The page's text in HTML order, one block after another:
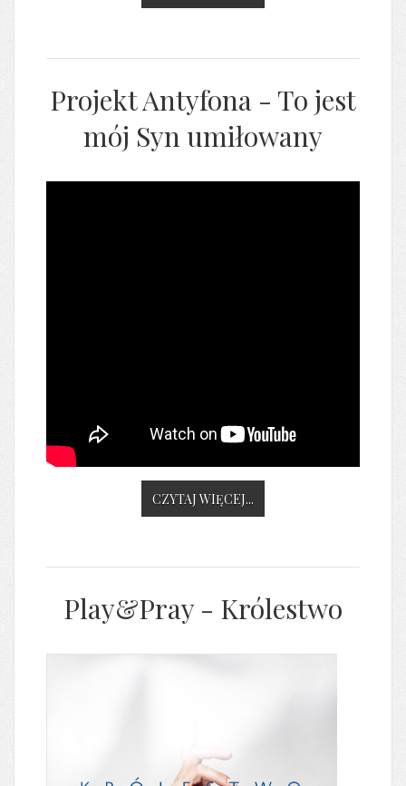
Projekt Antyfona - To jest
mój Syn umiłowany
CZYTAJ WIĘCEJ...
Play&Pray - Królestwo